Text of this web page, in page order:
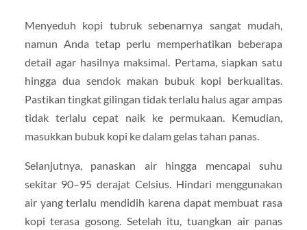
Menyeduh kopi tubruk sebenarnya sangat mudah,
namun Anda tetap perlu memperhatikan beberapa
detail agar hasilnya maksimal. Pertama, siapkan satu
hingga dua sendok makan bubuk kopi berkualitas.
Pastikan tingkat gilingan tidak terlalu halus agar ampas
tidak terlalu cepat naik ke permukaan. Kemudian,
masukkan bubuk kopi ke dalam gelas tahan panas.
Selanjutnya, panaskan air hingga mencapai suhu
sekitar 90–95 derajat Celsius. Hindari menggunakan
air yang terlalu mendidih karena dapat membuat rasa
kopi terasa gosong. Setelah itu, tuangkan air panas